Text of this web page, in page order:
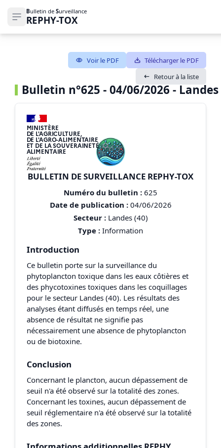
Ouvrir le menu de navigation
Bulletin de Surveillance
REPHY-TOX
Bulletin n°625 - 04/06/2026 - Landes
Voir le PDF
Télécharger le PDF
Retour à la liste
MINISTÈRE
DE L'AGRICULTURE,
DE L'AGRO-ALIMENTAIRE
ET DE LA SOUVERAINETÉ
ALIMENTAIRE
BULLETIN DE SURVEILLANCE REPHY-TOX
Numéro du bulletin : 625
Date de publication :04/06/2026
Secteur :Landes (40)
Type : Information
Introduction
Ce bulletin porte sur la surveillance du
phytoplancton toxique dans les eaux côtières et
des phycotoxines toxiques dans les coquillages
pour le secteur Landes (40). Les résultats des
analyses étant diffusés en temps réel, une
absence de résultat ne signifie pas
nécessairement une absence de phytoplancton
ou de biotoxine.
Conclusion
Concernant le plancton, aucun dépassement de
seuil n'a été observé sur la totalité des zones.
Concernant les toxines, aucun dépassement de
seuil réglementaire n'a été observé sur la totalité
des zones.